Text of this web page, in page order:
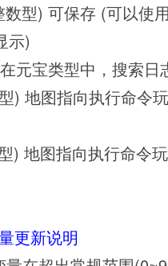
型) 可保存 (可以使
示)
元宝类型中，搜索日
) 地图指向执行命令
) 地图指向执行命令
更新说明